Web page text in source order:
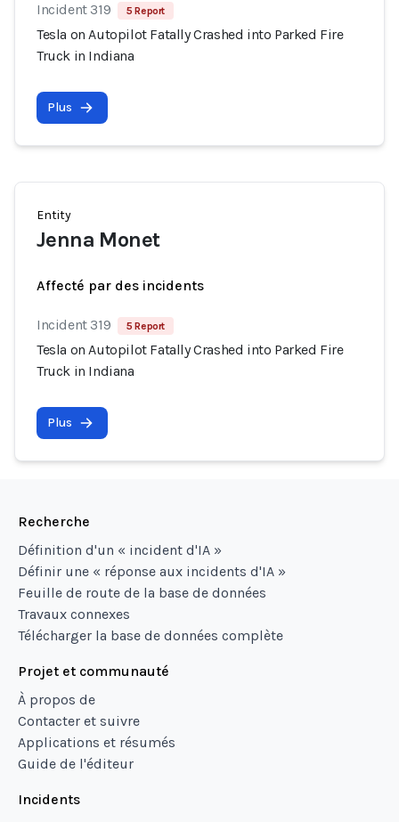
Incident 319 5 Report
Tesla on Autopilot Fatally Crashed into Parked Fire
Truck in Indiana
Plus
Entity
Jenna Monet
Affecté par des incidents
Incident 319 5 Report
Tesla on Autopilot Fatally Crashed into Parked Fire
Truck in Indiana
Plus
Recherche
Définition d'un « incident d'IA »
Définir une « réponse aux incidents d'IA »
Feuille de route de la base de données
Travaux connexes
Télécharger la base de données complète
Projet et communauté
À propos de
Contacter et suivre
Applications et résumés
Guide de l'éditeur
Incidents